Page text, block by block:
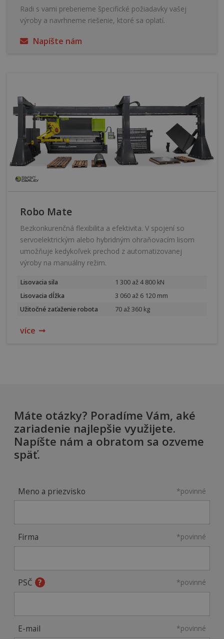
Radi s vami preberieme špecifické požiadavky vašej
výroby a navrhneme riešenie, ktoré sa oplatí.
Napíšte nám
Robo Mate
Bezkonkurenčná flexibilita a efektivita. V spojení so
servoelektrickým alebo hybridným ohraňovacím lisom
umožňuje kedykoľvek prechod z automatizovanej
výroby na manuálny režim.
Lisovacia sila
1 300 až 4 800 kN
Lisovacia dĺžka
3 060 až 6 120 mm
Užitočné zaťaženie robota
70 až 360 kg
více
Máte otázky? Poradíme Vám, aké
zariadenie najlepšie využijete.
Napíšte nám a obratom sa ozveme
späť.
Meno a priezvisko *povinné
Firma *povinné
PSČ *povinné
E-mail *povinné